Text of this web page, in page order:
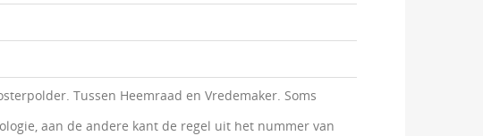
Tussen Heemraad en Vredemaker. Soms
aan de andere kant de regel uit het nummer van